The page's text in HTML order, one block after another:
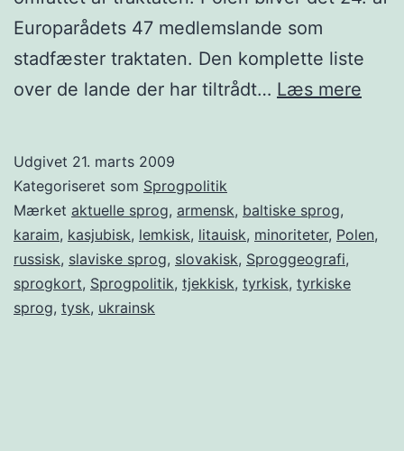
Europarådets 47 medlemslande som
stadfæster traktaten. Den komplette liste
over de lande der har tiltrådt… Læs mere
Udgivet 21. marts 2009
Kategoriseret som Sprogpolitik
Mærket aktuelle sprog, armensk, baltiske sprog,
karaim, kasjubisk, lemkisk, litauisk, minoriteter, Polen,
russisk, slaviske sprog, slovakisk, Sproggeografi,
sprogkort, Sprogpolitik, tjekkisk, tyrkisk, tyrkiske
sprog, tysk, ukrainsk